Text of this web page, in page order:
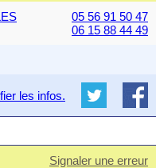
05 56 91 50 47
06 15 88 44 49
les infos.
Signaler une erreur